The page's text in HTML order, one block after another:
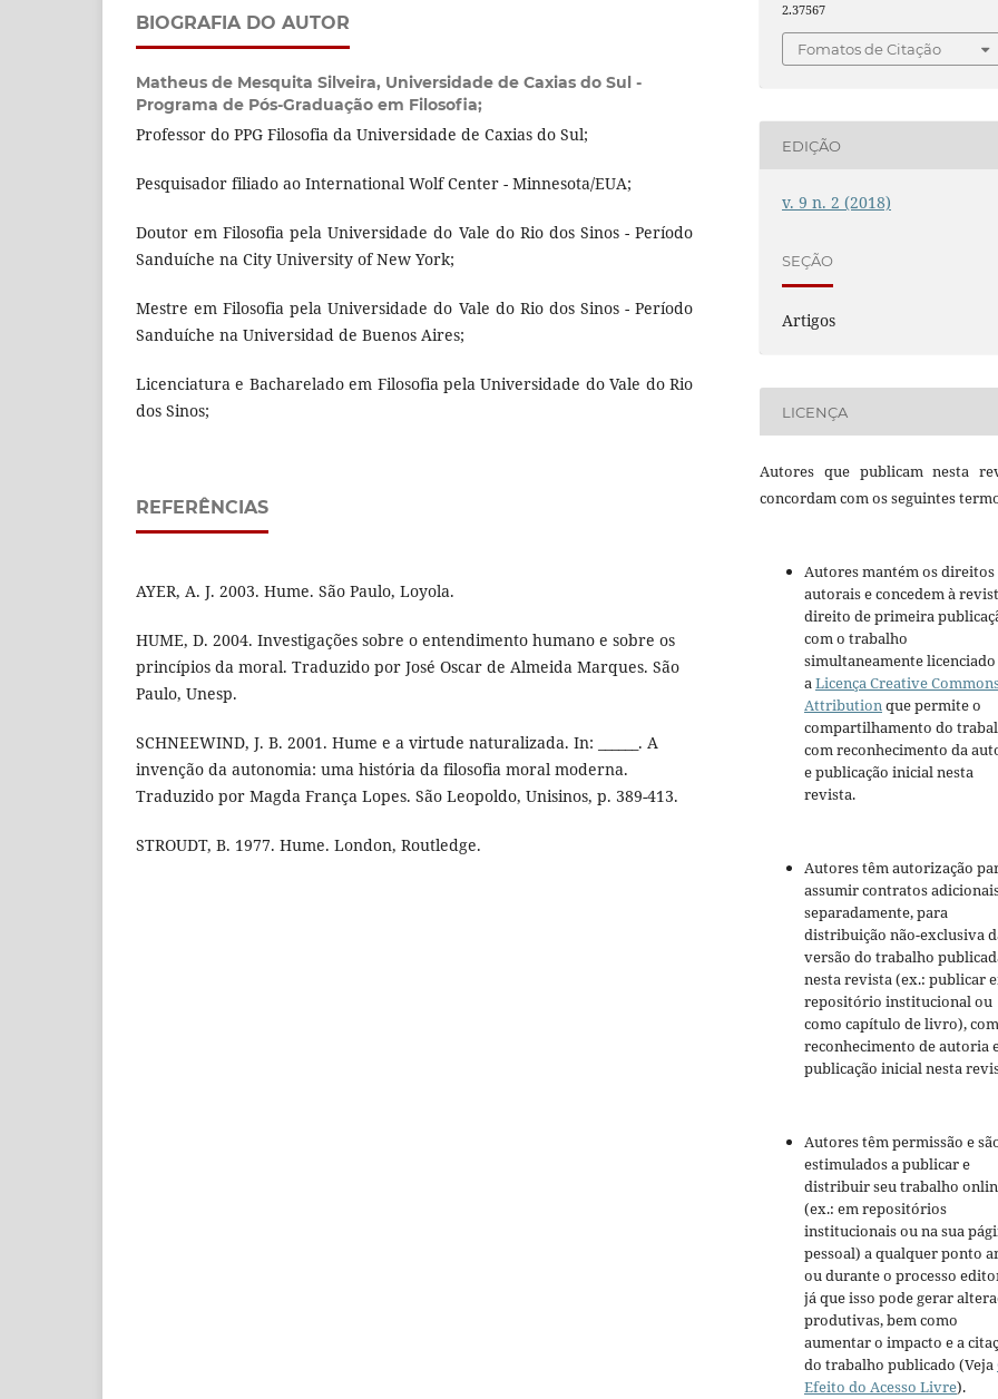
BIOGRAFIA DO AUTOR
Matheus de Mesquita Silveira, Universidade de Caxias do Sul -
Programa de Pós-Graduação em Filosofia;
Professor do PPG Filosofia da Universidade de Caxias do Sul;
Pesquisador filiado ao International Wolf Center - Minnesota/EUA;
Doutor em Filosofia pela Universidade do Vale do Rio dos Sinos - Período
Sanduíche na City University of New York;
Mestre em Filosofia pela Universidade do Vale do Rio dos Sinos - Período
Sanduíche na Universidad de Buenos Aires;
Licenciatura e Bacharelado em Filosofia pela Universidade do Vale do Rio
dos Sinos;
REFERÊNCIAS
AYER, A. J. 2003. Hume. São Paulo, Loyola.
HUME, D. 2004. Investigações sobre o entendimento humano e sobre os
princípios da moral. Traduzido por José Oscar de Almeida Marques. São
Paulo, Unesp.
SCHNEEWIND, J. B. 2001. Hume e a virtude naturalizada. In: ______. A
invenção da autonomia: uma história da filosofia moral moderna.
Traduzido por Magda França Lopes. São Leopoldo, Unisinos, p. 389-413.
STROUDT, B. 1977. Hume. London, Routledge.
2.37567
Fomatos de Citação
EDIÇÃO
v. 9 n. 2 (2018)
SEÇÃO
Artigos
LICENÇA
Autores que publicam nesta
concordam com os seguintes
Autores mantém os direitos
autorais e concedem à
direito de primeira
com o trabalho
simultaneamente
aLicença Creative
Attributionque permite o
compartilhamento do
com reconhecimento da
e publicação inicial nesta
revista.
Autores têm autorização
assumir contratos
separadamente, para
distribuição não-exclusiva
versão do trabalho
nesta revista (ex.: publicar
repositório institucional ou
como capítulo de livro), com
reconhecimento de autoria
publicação inicial nesta
Autores têm permissão e
estimulados a publicar e
distribuir seu trabalho
(ex.: em repositórios
institucionais ou na sua
pessoal) a qualquer ponto
ou durante o processo
já que isso pode gerar
produtivas, bem como
aumentar o impacto e a
do trabalho publicado (Veja
Efeito do Acesso Livre).